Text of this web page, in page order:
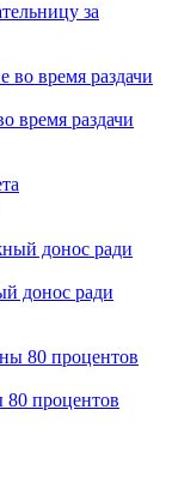
за
время раздачи
донос ради
процентов